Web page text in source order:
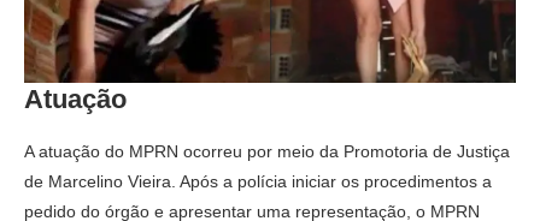
Atuação
A atuação do MPRN ocorreu por meio da Promotoria de Justiça
de Marcelino Vieira. Após a polícia iniciar os procedimentos a
pedido do órgão e apresentar uma representação, o MPRN